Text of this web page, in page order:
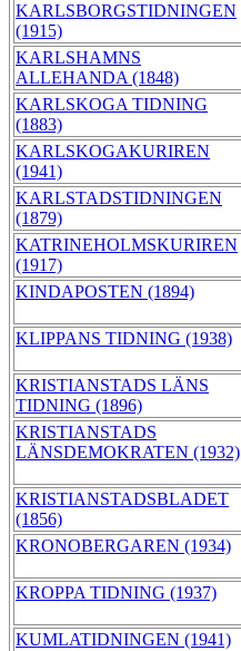
KARLSBORGSTIDNINGEN
(1915)
KARLSHAMNS
ALLEHANDA (1848)
KARLSKOGA TIDNING
(1883)
KARLSKOGAKURIREN
(1941)
KARLSTADSTIDNINGEN
(1879)
KATRINEHOLMSKURIREN
(1917)
KINDAPOSTEN (1894)
KLIPPANS TIDNING (1938)
KRISTIANSTADS LÄNS
TIDNING (1896)
KRISTIANSTADS
LÄNSDEMOKRATEN (1932)
KRISTIANSTADSBLADET
(1856)
KRONOBERGAREN (1934)
KROPPA TIDNING (1937)
KUMLATIDNINGEN (1941)